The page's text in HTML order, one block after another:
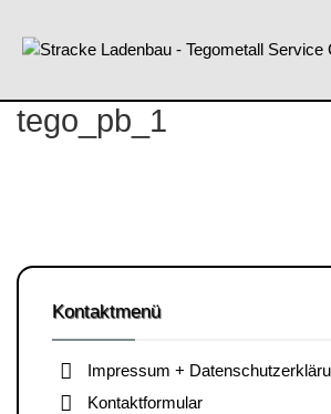
tego_pb_1
Kontaktmenü
Impressum +
Kontaktformular